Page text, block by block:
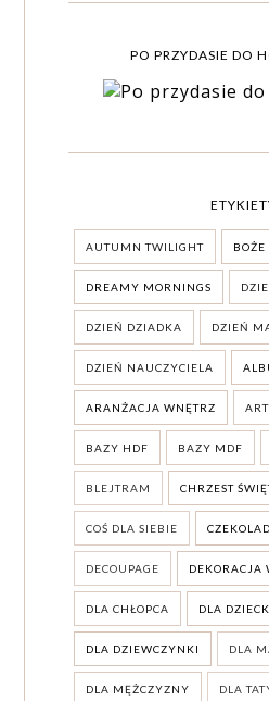
PO PRZYDASIE DO
AUTUMN TWILIGHT
DREAMY MORNINGS
DZIEŃ DZIADKA DZIEŃ
DZIEŃ NAUCZYCIELA
ARANŻACJA WNĘTRZ
BAZY HDF BAZY MDF
BLEJTRAM CHRZEST
COŚ DLA SIEBIE
DECOUPAGE DEKORACJA
DLA CHŁOPCA DLA
DLA DZIEWCZYNKI DLA
DLA MĘŻCZYZNY DLA